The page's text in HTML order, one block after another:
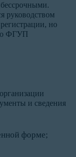
руководством
но
ФГУП
и сведения
форме;